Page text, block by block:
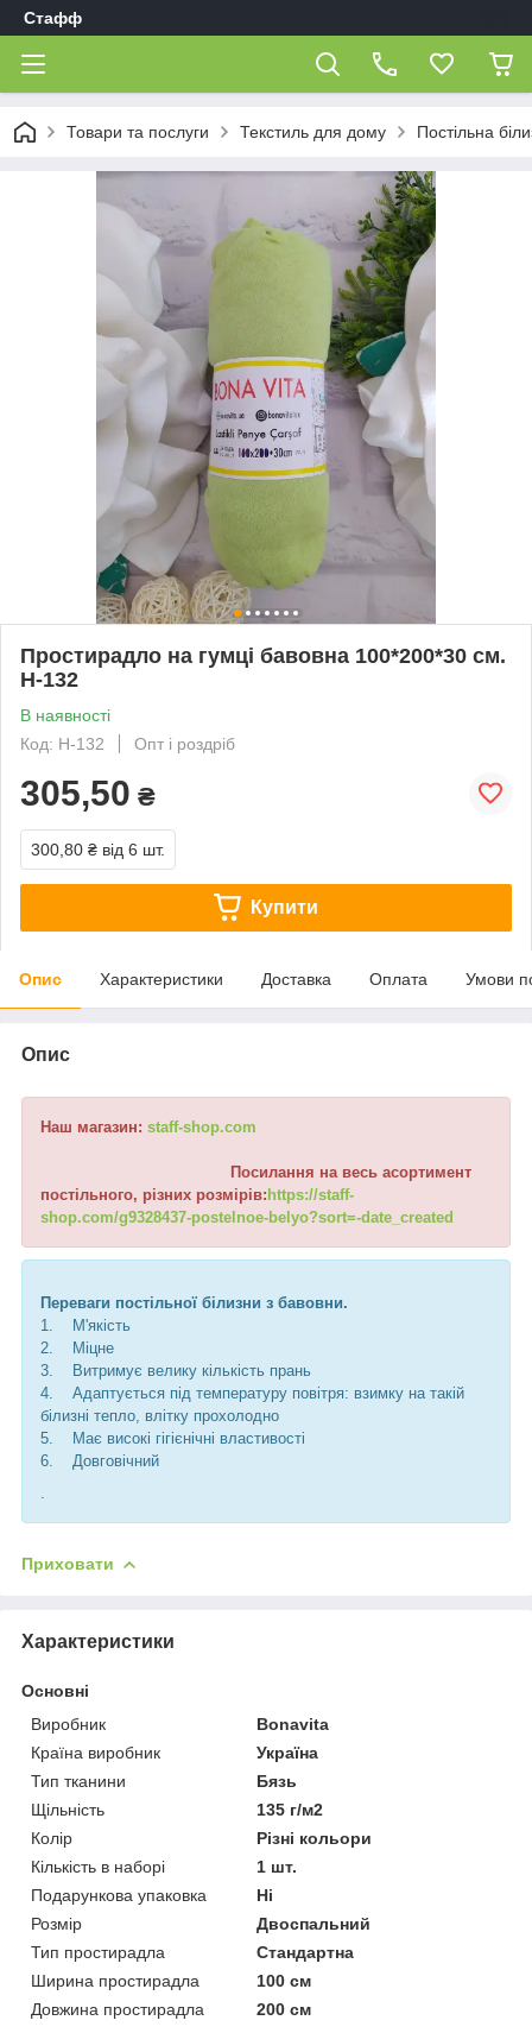
Стафф
Товари та послуги Текстиль для дому Постільна
Простирадло на гумці бавовна 100*200*30 см.
Н-132
В наявності
Код: Н-132
Опт і роздріб
305,50 ₴
300,80 ₴ від 6 шт.
Купити
Опис Характеристики Доставка Оплата Умови
Опис
Наш магазин: staff-shop.com
Посилання на весь асортимент
постільного, різних розмірів: https://staff-
shop.com/g9328437-postelnoe-belyo?sort=-date_created
Переваги постільної білизни з бавовни.
1. М'якість
2. Міцне
3. Витримує велику кількість прань
4. Адаптується під температуру повітря: взимку на такій
білизні тепло, влітку прохолодно
5. Має високі гігієнічні властивості
6. Довговічний
Приховати
Характеристики
Основні
Виробник
Bonavita
Країна виробник
Україна
Тип тканини
Бязь
Щільність
135 г/м2
Колір
Різні кольори
Кількість в наборі
1 шт.
Подарункова упаковка
Ні
Розмір
Двоспальний
Тип простирадла
Стандартна
Ширина простирадла
100 см
Довжина простирадла
200 см